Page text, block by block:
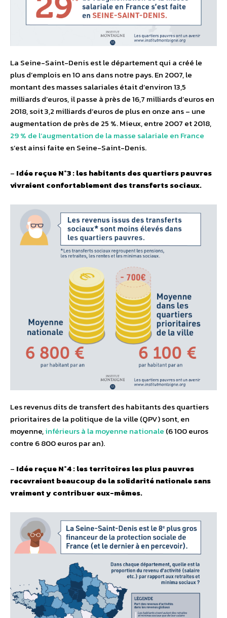
La Seine-Saint-Denis est le département qui a créé le
plus d’emplois en 10 ans dans notre pays. En 2007, le
montant des masses salariales était d’environ 13,5
milliards d’euros, il passe à près de 16,7 milliards d’euros en
2018, soit 3,2 milliards d’euros de plus en onze ans – une
augmentation de près de 25 %. Mieux, entre 2007 et 2018,
29 % de l’augmentation de la masse salariale en France
s’est ainsi faite en Seine-Saint-Denis.
– Idée reçue N°3 : les habitants des quartiers pauvres
vivraient confortablement des transferts sociaux.
Les revenus dits de transfert des habitants des quartiers
prioritaires de la politique de la ville (QPV) sont, en
moyenne,inférieurs à la moyenne nationale (6 100 euros
contre 6 800 euros par an).
– Idée reçue N°4 : les territoires les plus pauvres
recevraient beaucoup de la solidarité nationale sans
vraiment y contribuer eux-mêmes.